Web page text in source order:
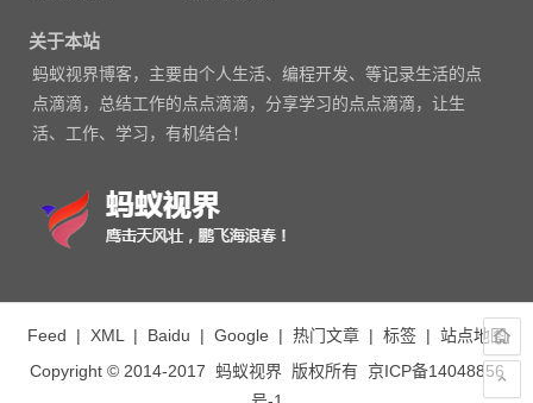
关于本站
蚂蚁视界博客，主要由个人生活、编程开发、等记录生活的点
点滴滴，总结工作的点点滴滴，分享学习的点点滴滴，让生
活、工作、学习，有机结合！
Feed | XML| Baidu | Google | 热门文章| 标签| 站点地图
Copyright © 2014-2017 蚂蚁视界版权所有 京ICP备14048856